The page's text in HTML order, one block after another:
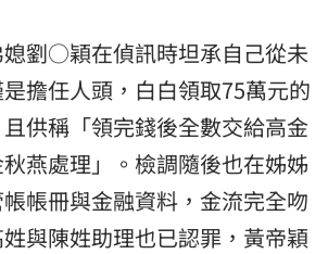
劉○穎在偵訊時坦承自己從未
擔任人頭，白白領取75萬元的
供稱「領完錢後全數交給高金
燕處理」。檢調隨後也在姊姊
帳冊與金融資料，金流完全吻
與陳姓助理也已認罪，黃帝穎